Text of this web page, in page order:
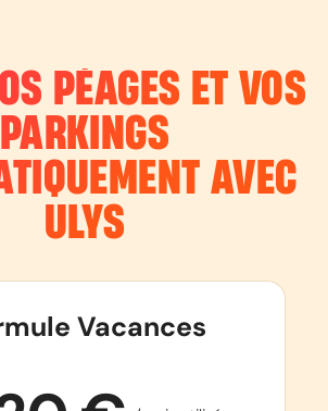
PÉAGES ET VOS
PARKINGS
AVEC
ULYS
Vacances